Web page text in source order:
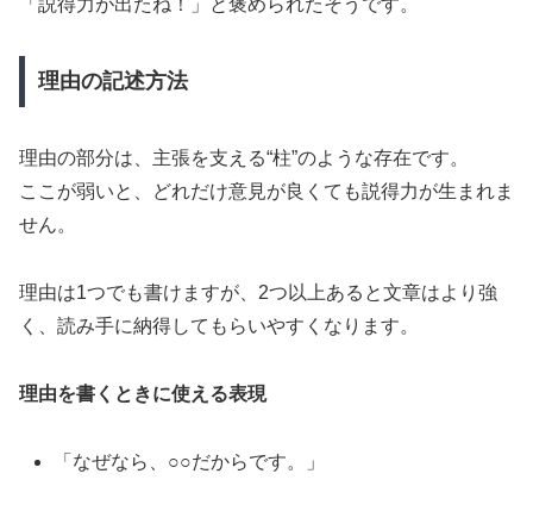
理由の記述方法
理由の部分は、主張を支える“柱”のような存在です。
ここが弱いと、どれだけ意見が良くても説得力が生まれま
せん。
理由は1つでも書けますが、2つ以上あると文章はより強
く、読み手に納得してもらいやすくなります。
理由を書くときに使える表現
「なぜなら、○○だからです。」